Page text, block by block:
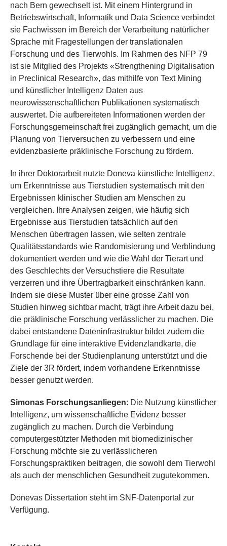
nach Bern gewechselt ist. Mit einem Hintergrund in
Betriebswirtschaft, Informatik und Data Science verbindet
sie Fachwissen im Bereich der Verarbeitung natürlicher
Sprache mit Fragestellungen der translationalen
Forschung und des Tierwohls. Im Rahmen des NFP 79
ist sie Mitglied des Projekts «Strengthening Digitalisation
in Preclinical Research», das mithilfe von Text Mining
und künstlicher Intelligenz Daten aus
neurowissenschaftlichen Publikationen systematisch
auswertet. Die aufbereiteten Informationen werden der
Forschungsgemeinschaft frei zugänglich gemacht, um die
Planung von Tierversuchen zu verbessern und eine
evidenzbasierte präklinische Forschung zu fördern.
In ihrer Doktorarbeit nutzte Doneva künstliche Intelligenz,
um Erkenntnisse aus Tierstudien systematisch mit den
Ergebnissen klinischer Studien am Menschen zu
vergleichen. Ihre Analysen zeigen, wie häufig sich
Ergebnisse aus Tierstudien tatsächlich auf den
Menschen übertragen lassen, wie selten zentrale
Qualitätsstandards wie Randomisierung und Verblindung
dokumentiert werden und wie die Wahl der Tierart und
des Geschlechts der Versuchstiere die Resultate
verzerren und ihre Übertragbarkeit einschränken kann.
Indem sie diese Muster über eine grosse Zahl von
Studien hinweg sichtbar macht, trägt ihre Arbeit dazu bei,
die präklinische Forschung verlässlicher zu machen. Die
dabei entstandene Dateninfrastruktur bildet zudem die
Grundlage für eine interaktive Evidenzlandkarte, die
Forschende bei der Studienplanung unterstützt und die
Ziele der 3R fördert, indem vorhandene Erkenntnisse
besser genutzt werden.
Simonas Forschungsanliegen: Die Nutzung künstlicher
Intelligenz, um wissenschaftliche Evidenz besser
zugänglich zu machen. Durch die Verbindung
computergestützter Methoden mit biomedizinischer
Forschung möchte sie zu verlässlicheren
Forschungspraktiken beitragen, die sowohl dem Tierwohl
als auch der menschlichen Gesundheit zugutekommen.
Donevas Dissertation steht im SNF-Datenportal zur
Verfügung.